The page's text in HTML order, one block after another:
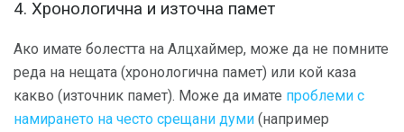
4. Хронологична и източна памет
Ако имате болестта на Алцхаймер, може да не помните
реда на нещата (хронологична памет) или кой каза
какво (източник памет). Може да имате проблеми с
намирането на често срещани думи (например